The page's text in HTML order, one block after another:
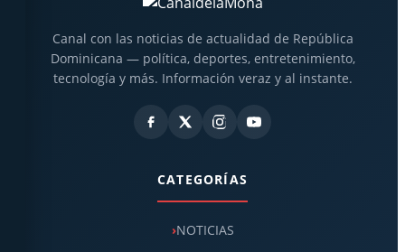
Canal con las noticias de actualidad de República
Dominicana — política, deportes, entretenimiento,
tecnología y más. Información veraz y al instante.
CATEGORÍAS
NOTICIAS